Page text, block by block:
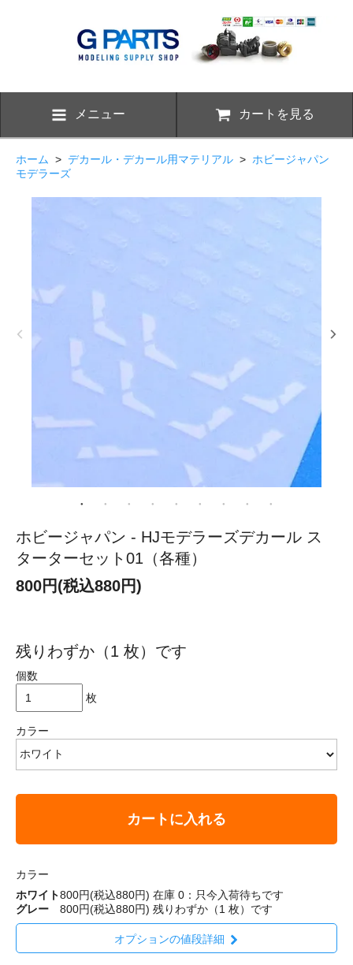
メニュー カートを見る
ホーム > デカール・デカール用マテリアル > ホビージャパン
モデラーズ
ホビージャパン - HJモデラーズデカール ス
ターターセット01（各種）
800円(税込880円)
残りわずか（1 枚）です
個数
枚
カラー
カートに入れる
カラー
ホワイト800円(税込880円) 在庫 0：只今入荷待ちです
グレー
800円(税込880円) 残りわずか（1 枚）です
オプションの値段詳細